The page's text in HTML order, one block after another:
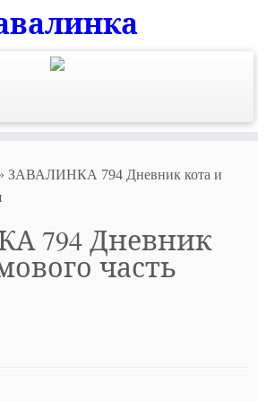
ЗАВАЛИНКА 794 Дневник кота и
794 Дневник
часть